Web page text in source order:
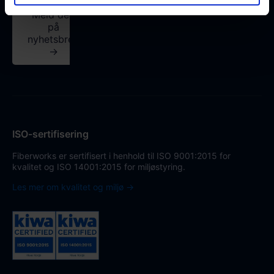
Meld deg
på
nyhetsbrev
→
ISO-sertifisering
Fiberworks er sertifisert i henhold til ISO 9001:2015 for
kvalitet og ISO 14001:2015 for miljøstyring.
Les mer om kvalitet og miljø →